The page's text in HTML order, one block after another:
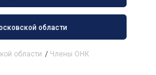
области
области / Члены ОНК